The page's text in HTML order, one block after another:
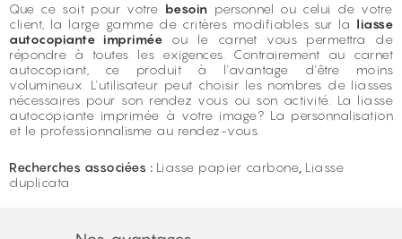
Que ce soit pour votre besoin personnel ou celui de votre
client, la large gamme de critères modifiables sur la liasse
autocopiante imprimée ou le carnet vous permettra de
répondre à toutes les exigences. Contrairement au carnet
autocopiant, ce produit à l'avantage d'être moins
volumineux. L'utilisateur peut choisir les nombres de liasses
nécessaires pour son rendez vous ou son activité. La liasse
autocopiante imprimée à votre image? La personnalisation
et le professionnalisme au rendez-vous.
Recherches associées : Liasse papier carbone Liasse
duplicata